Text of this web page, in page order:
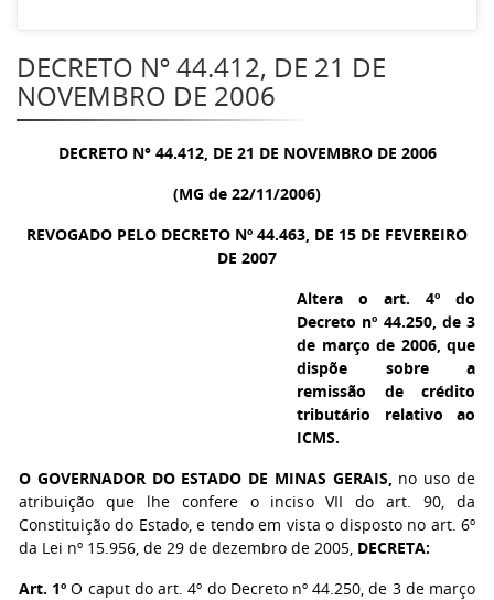
DECRETO Nº 44.412, DE 21 DE
NOVEMBRO DE 2006
DECRETO N° 44.412, DE 21 DE NOVEMBRO DE 2006
(MG de 22/11/2006)
REVOGADO PELO DECRETO Nº 44.463, DE 15 DE FEVEREIRO
DE 2007
Altera o art. 4º do
Decreto nº 44.250, de 3
de março de 2006, que
dispõe sobre a
remissão de crédito
tributário relativo ao
ICMS.
O GOVERNADOR DO ESTADO DE MINAS GERAIS, no uso de
atribuição que lhe confere o inciso VII do art. 90, da
Constituição do Estado, e tendo em vista o disposto no art. 6º
da Lei nº 15.956, de 29 de dezembro de 2005, DECRETA:
Art. 1º O caput do art. 4º do Decreto nº 44.250, de 3 de março